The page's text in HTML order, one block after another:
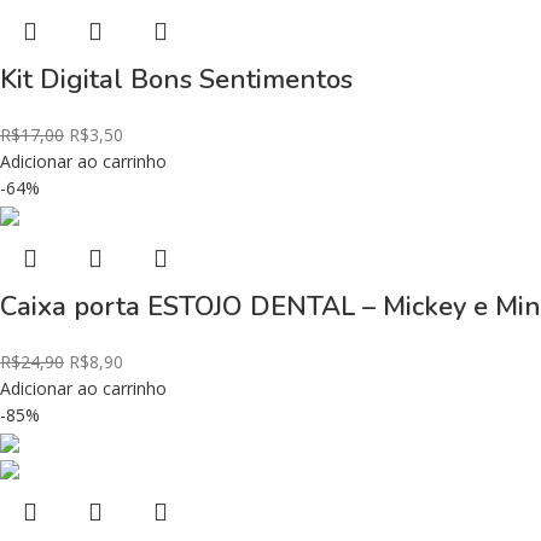
Kit Digital Bons Sentimentos
R$17,00 R$3,50
Adicionar ao carrinho
-64%
Caixa porta ESTOJO DENTAL – Mickey e
R$24,90 R$8,90
Adicionar ao carrinho
-85%